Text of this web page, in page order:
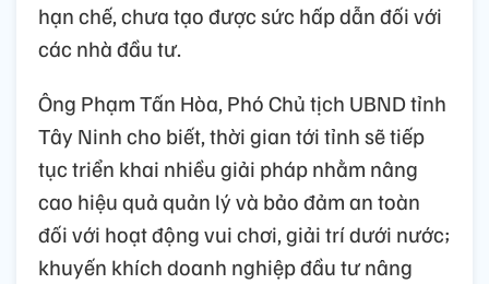
hạn chế, chưa tạo được sức hấp dẫn đối với
các nhà đầu tư.
Ông Phạm Tấn Hòa, Phó Chủ tịch UBND tỉnh
Tây Ninh cho biết, thời gian tới tỉnh sẽ tiếp
tục triển khai nhiều giải pháp nhằm nâng
cao hiệu quả quản lý và bảo đảm an toàn
đối với hoạt động vui chơi, giải trí dưới nước;
khuyến khích doanh nghiệp đầu tư nâng